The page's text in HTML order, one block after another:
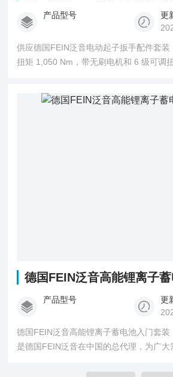
产品型号
更
供应德国FEIN泛音电动起子扳手配件套
扭矩 1,050 Nm，带无刷电机和 6 级可调
德国FEIN泛音高能锂离子
产品型号
更
德国FEIN泛音高能锂离子蓄电池入门套装
是德国FEIN泛音在中国的总代理，为广大